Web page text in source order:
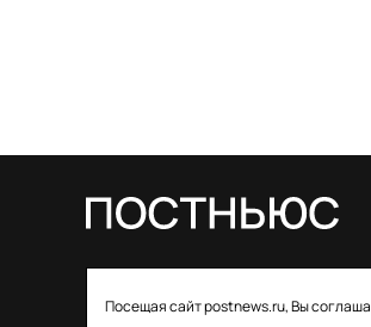
Посещая сайт postnews.ru, Вы
о регистрации СМИ: ЭЛ № ФС